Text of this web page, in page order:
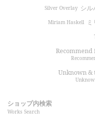
シル
Silver Overlay
Miriam Haskell
Unknown &
ショップ内検索
Works Search